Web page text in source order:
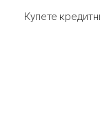
Купете